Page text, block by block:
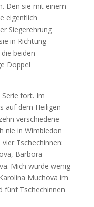
Den sie mit einem
eigentlich
Siegerehrung
in Richtung
beiden
Doppel
fort. Im
auf dem Heiligen
verschiedene
nie in Wimbledon
Tschechinnen:
Barbora
Mich würde wenig
Muchova im
fünf Tschechinnen